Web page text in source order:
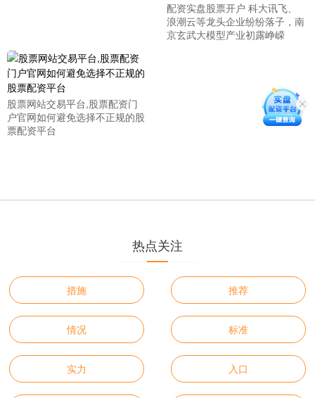
配资实盘股票开户 科大讯飞、
浪潮云等龙头企业纷纷落子，南
京玄武大模型产业初露峥嵘
股票网站交易平台,股票配资门
户官网如何避免选择不正规的股
票配资平台
热点关注
措施 推荐
情况 标准
实力 入口